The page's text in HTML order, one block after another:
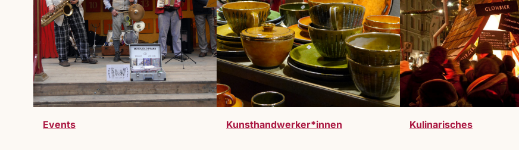
Events Kunsthandwerker*innen Kulinarisches